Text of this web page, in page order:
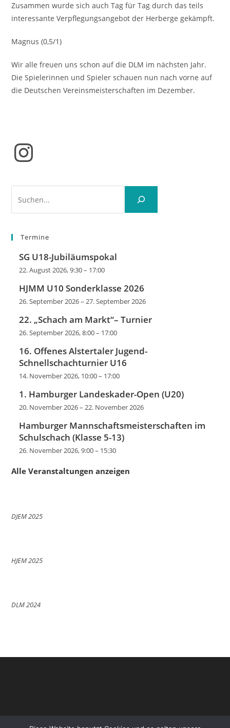
Zusammen wurde sich auch Tag für Tag durch das teils
interessante Verpflegungsangebot der Herberge gekämpft.
Magnus (0,5/1)
Wir alle freuen uns schon auf die DLM im nächsten Jahr.
Die Spielerinnen und Spieler schauen nun nach vorne auf
die Deutschen Vereinsmeisterschaften im Dezember.
Instagram
Termine
SG U18-Jubiläumspokal
22. August 2026, 9:30– 17:00
HJMM U10 Sonderklasse 2026
26. September 2026–27. September 2026
22. „Schach am Markt“– Turnier
26. September 2026, 8:00– 17:00
16. Offenes Alstertaler Jugend-
Schnellschachturnier U16
14. November 2026, 10:00– 17:00
1. Hamburger Landeskader-Open (U20)
20. November 2026–22. November 2026
Hamburger Mannschaftsmeisterschaften im
Schulschach (Klasse 5-13)
26. November 2026, 9:00– 15:30
Alle Veranstaltungen anzeigen
DJEM 2025
HJEM 2025
DLM 2024